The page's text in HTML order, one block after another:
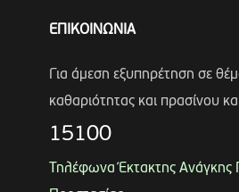
ΕΠΙΚΟΙΝΩΝΙΑ
Για άμεση εξυπηρέτηση σε
καθαριότητας και πρασίνου
15100
Τηλέφωνα Έκτακτης Ανάγκης